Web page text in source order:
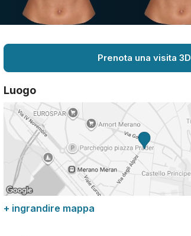
Prenota una visita 3D
Luogo
+ ingrandire mappa